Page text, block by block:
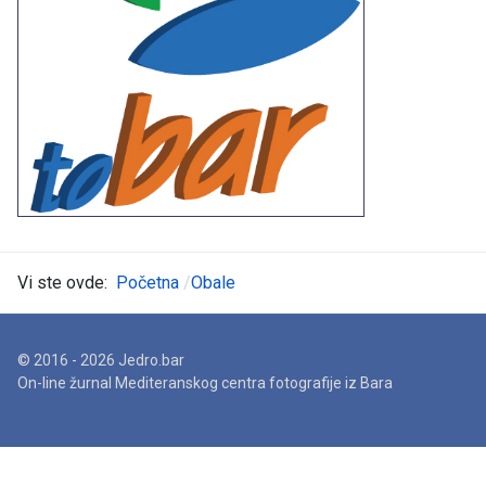
Vi ste ovde: Početna Obale
© 2016 - 2026 Jedro.bar
On-line žurnal Mediteranskog centra fotografije iz Bara